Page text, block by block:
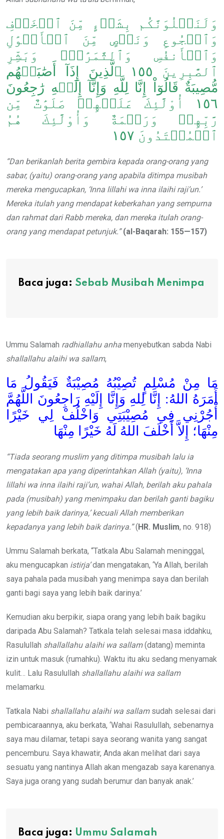
وَلَنَبۡلُوَنَّكُم بِشَيۡءٍ مِّنَ ٱلۡخَوۡفِ
وَٱلۡجُوعِ وَنَقۡصٍ مِّنَ ٱلۡأَمۡوَٰلِ
وَٱلۡأَنفُسِ وَٱلثَّمَرَٰتِۗ وَبَشِّرِ
ٱلصَّٰبِرِينَ ١٥٥ ٱلَّذِينَ إِذَآ أَصَٰبَتۡهُم
مُّصِيبَةٌ قَالُوٓاْ إِنَّا لِلَّهِ وَإِنَّآ إِلَيۡهِ رَٰجِعُونَ
١٥٦ أُوْلَٰٓئِكَ عَلَيۡهِمۡ صَلَوَٰتٌ مِّن
رَّبِّهِمۡ وَرَحۡمَةٌ وَأُوْلَٰٓئِكَ هُمُ
ٱلۡمُهۡتَدُونَ ١٥٧
“Dan berikanlah berita gembira kepada orang-orang yang
sabar, (yaitu) orang-orang yang apabila ditimpa musibah
mereka mengucapkan, ‘Inna lillahi wa inna ilaihi raji’un.’
Mereka itulah yang mendapat keberkahan yang sempurna
dan rahmat dari Rabb mereka, dan mereka itulah orang-
orang yang mendapat petunjuk.” (al-Baqarah: 155—157)
Baca juga: Sebab Musibah Menimpa
Ummu Salamah radhiallahu anha menyebutkan sabda Nabi
shallallahu alaihi wa sallam,
مَا مِنْ مُسْلِمٍ تُصِيْبُهُ مُصِيْبَةٌ فَيَقُولُ مَا
أَمَرَهُ اللهُ: إِنَّا لِلهِ وَإِنَّا إِلَيْهِ رَاجِعُونَ اللَّهُمَّ
أْجُرْنِي فِي مُصِيْبَتِي وَاخْلُفْ لِي خَيْرًا
مِنْهَا؛ إِلاَّ أَخْلَفَ اللهُ لَهُ خَيْرًا مِنْهَا
“Tiada seorang muslim yang ditimpa musibah lalu ia
mengatakan apa yang diperintahkan Allah (yaitu), ‘Inna
lillahi wa inna ilaihi raji’un, wahai Allah, berilah aku pahala
pada (musibah) yang menimpaku dan berilah ganti bagiku
yang lebih baik darinya,’ kecuali Allah memberikan
kepadanya yang lebih baik darinya.”( HR. Muslim, no. 918)
Ummu Salamah berkata, “Tatkala Abu Salamah meninggal,
aku mengucapkan istirja’dan mengatakan, ‘Ya Allah, berilah
saya pahala pada musibah yang menimpa saya dan berilah
ganti bagi saya yang lebih baik darinya.’
Kemudian aku berpikir, siapa orang yang lebih baik bagiku
daripada Abu Salamah? Tatkala telah selesai masa iddahku,
Rasulullah shallallahu alaihi wa sallam(datang) meminta
izin untuk masuk (rumahku). Waktu itu aku sedang menyamak
kulit… Lalu Rasulullah shallallahu alaihi wa sallam
melamarku.
Tatkala Nabi shallallahu alaihi wa sallam sudah selesai dari
pembicaraannya, aku berkata, ‘Wahai Rasulullah, sebenarnya
saya mau dilamar, tetapi saya seorang wanita yang sangat
pencemburu. Saya khawatir, Anda akan melihat dari saya
sesuatu yang nantinya Allah akan mengazab saya karenanya.
Saya juga orang yang sudah berumur dan banyak anak.’
Baca juga: Ummu Salamah